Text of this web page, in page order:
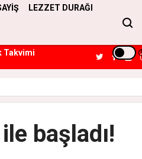
LEZZET DURAĞI
Takvimi
başladı!